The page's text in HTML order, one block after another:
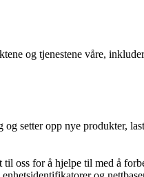
og tjenestene våre,
setter opp nye produkter,
oss for å hjelpe til med å